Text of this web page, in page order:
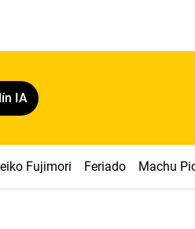
IA
Fujimori Feriado Machu